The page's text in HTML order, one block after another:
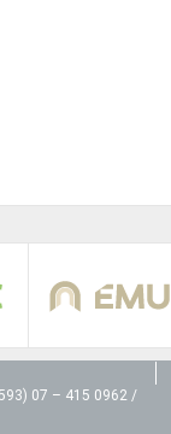
07 – 415 0962 /